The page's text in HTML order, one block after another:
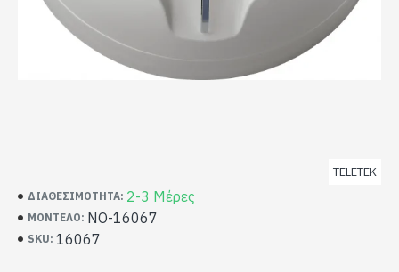
ΔΙΑΘΕΣΙΜΌΤΗΤΑ: 2-3 Μέρες
ΜΟΝΤΈΛΟ: NO-16067
SKU: 16067
TELETEK